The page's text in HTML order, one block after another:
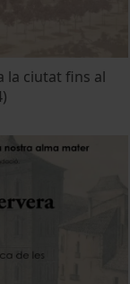
la ciutat fins al